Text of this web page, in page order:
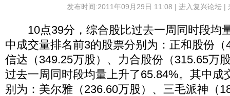
发布时间:2011年09月29日 11:08 | 进入复兴论坛|
10点39分，综合股比过去一周同时段均
中成交量排名前3的股票分别为：正和股份
信达（349.25万股）、力合股份（315.65万
过去一周同时段均量上升了65.84%。其中成
别为：美尔雅（236.60万股）、三毛派神（